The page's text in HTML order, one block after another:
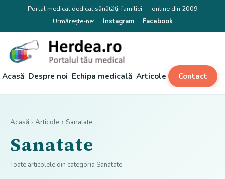
Portal medical dedicat sănătății familiei — online din 2009
Urmărește-ne:
Instagram Facebook
Acasă Despre noi Echipa medicală Articole Contact
Acasă › Articole › Sanatate
Sanatate
Toate articolele din categoria Sanatate.